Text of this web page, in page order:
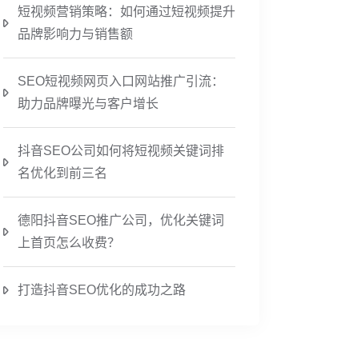
短视频营销策略：如何通过短视频提升
品牌影响力与销售额
SEO短视频网页入口网站推广引流：
助力品牌曝光与客户增长
抖音SEO公司如何将短视频关键词排
名优化到前三名
德阳抖音SEO推广公司，优化关键词
上首页怎么收费？
打造抖音SEO优化的成功之路